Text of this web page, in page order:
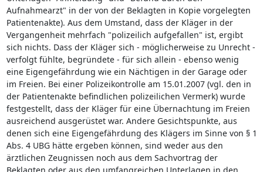
Aufnahmearzt" in der von der Beklagten in Kopie vorgelegten
Patientenakte). Aus dem Umstand, dass der Kläger in der
Vergangenheit mehrfach "polizeilich aufgefallen" ist, ergibt
sich nichts. Dass der Kläger sich - möglicherweise zu Unrecht -
verfolgt fühlte, begründete - für sich allein - ebenso wenig
eine Eigengefährdung wie ein Nächtigen in der Garage oder
im Freien. Bei einer Polizeikontrolle am 15.01.2007 (vgl. den in
der Patientenakte befindlichen polizeilichen Vermerk) wurde
festgestellt, dass der Kläger für eine Übernachtung im Freien
ausreichend ausgerüstet war. Andere Gesichtspunkte, aus
denen sich eine Eigengefährdung des Klägers im Sinne von § 1
Abs. 4 UBG hätte ergeben können, sind weder aus den
ärztlichen Zeugnissen noch aus dem Sachvortrag der
Beklagten oder aus den umfangreichen Unterlagen in den